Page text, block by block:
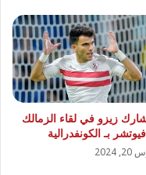
زيزو في لقاء الزمالك
بـ الكونفدرالية
2024